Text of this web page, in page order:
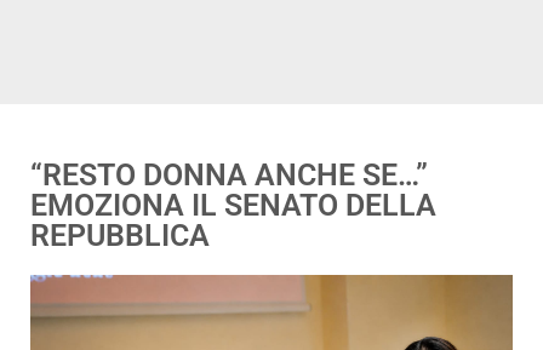
“RESTO DONNA ANCHE SE…”
EMOZIONA IL SENATO DELLA
REPUBBLICA